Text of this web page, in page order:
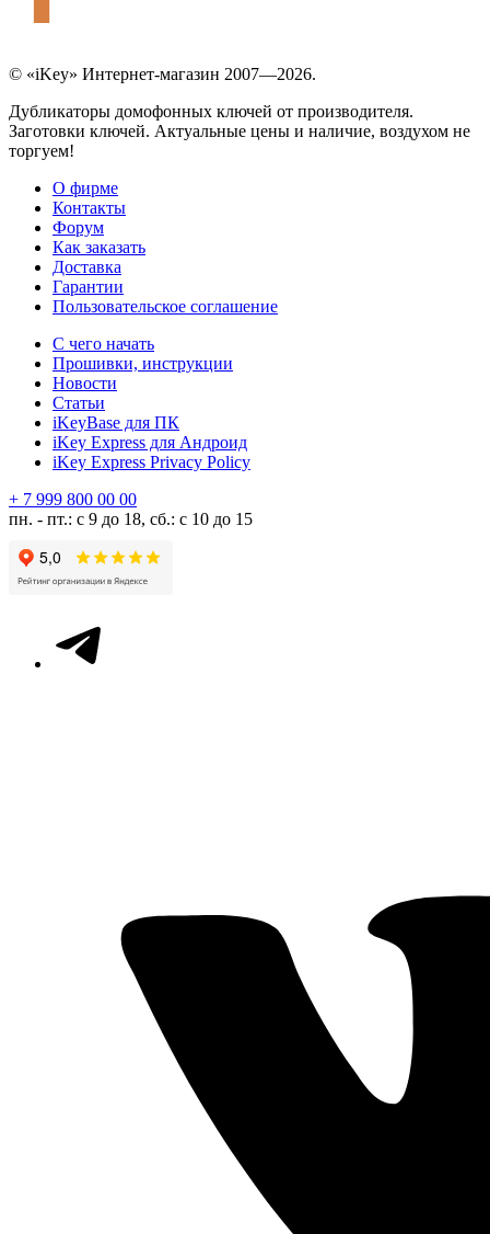
© «iKey» Интернет-магазин 2007—2026.
Дубликаторы домофонных ключей от производителя.
Заготовки ключей. Актуальные цены и наличие, воздухом не
торгуем!
О фирме
Контакты
Форум
Как заказать
Доставка
Гарантии
Пользовательское соглашение
С чего начать
Прошивки, инструкции
Новости
Статьи
iKeyBase для ПК
iKey Express для Андроид
iKey Express Privacy Policy
+ 7 999 800 00 00
пн. - пт.: с 9 до 18, сб.: с 10 до 15